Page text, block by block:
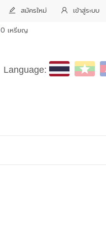
สมัครใหม่ เข้าสู่ระบบ
0 เหรียญ
Language: